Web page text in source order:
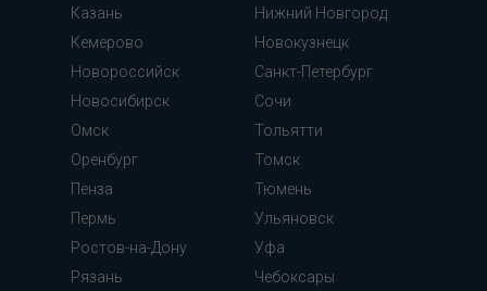
Казань
Кемерово
Нижний Новгород
Новокузнецк
Новороссийск
Новосибирск
Омск
Оренбург
Пенза
Пермь
Ростов-на-Дону
Рязань
Санкт-Петербург
Сочи
Тольятти
Томск
Тюмень
Ульяновск
Уфа
Чебоксары